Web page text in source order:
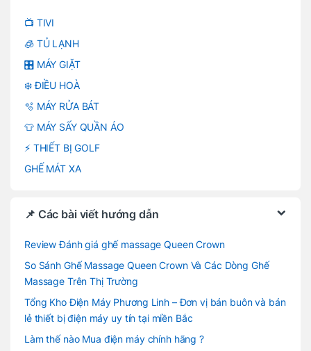
📺 TIVI
🧊 TỦ LẠNH
🎛️ MÁY GIẶT
❄️ ĐIỀU HOÀ
🫧 MÁY RỬA BÁT
👕 MÁY SẤY QUẦN ÁO
⚡ THIẾT BỊ GOLF
GHẾ MÁT XA
📌 Các bài viết hướng dẫn
Review Đánh giá ghế massage Queen Crown
So Sánh Ghế Massage Queen Crown Và Các Dòng Ghế
Massage Trên Thị Trường
Tổng Kho Điện Máy Phương Linh – Đơn vị bán buôn và bán
lẻ thiết bị điện máy uy tín tại miền Bắc
Làm thế nào Mua điện máy chính hãng ?